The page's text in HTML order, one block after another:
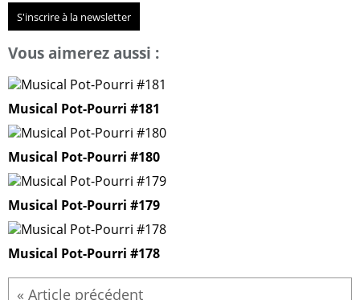
S'inscrire à la newsletter
Vous aimerez aussi :
Musical Pot-Pourri #181
Musical Pot-Pourri #180
Musical Pot-Pourri #179
Musical Pot-Pourri #178